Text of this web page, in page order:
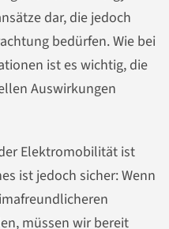
dar, die jedoch
bedürfen. Wie bei
ist es wichtig, die
Auswirkungen
Elektromobilität ist
ist jedoch sicher: Wenn
müssen wir bereit